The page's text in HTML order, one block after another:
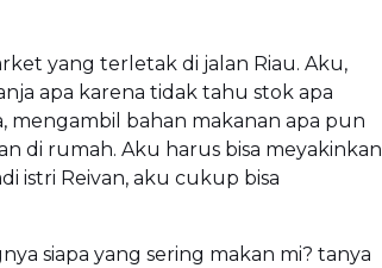
yang terletak di jalan Riau. Aku,
apa karena tidak tahu stok apa
mengambil bahan makanan apa pun
di rumah. Aku harus bisa meyakinkan
istri Reivan, aku cukup bisa
siapa yang sering makan mi? tanya